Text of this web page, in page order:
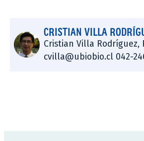
CRISTIAN VILLA
Cristian Villa Rodríguez,
cvilla@ubiobio.cl 042-